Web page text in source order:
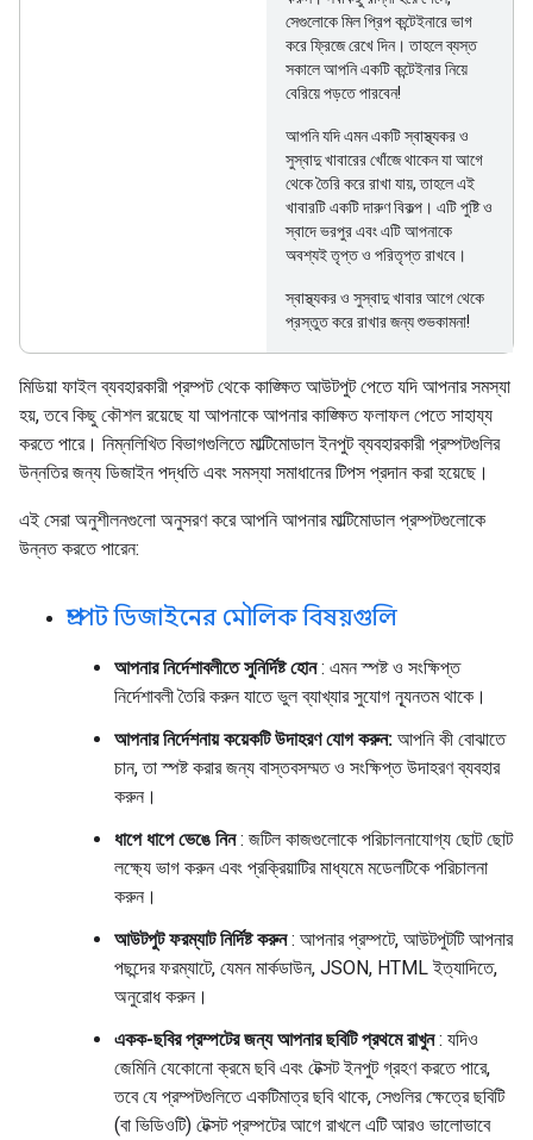
সেগুলোকে মিল প্রিপ কন্টেইনারে ভাগ
করে ফ্রিজে রেখে দিন। তাহলে ব্যস্ত
সকালে আপনি একটি কন্টেইনার নিয়ে
বেরিয়ে পড়তে পারবেন!
আপনি যদি এমন একটি স্বাস্থ্যকর ও
সুস্বাদু খাবারের খোঁজে থাকেন যা আগে
থেকে তৈরি করে রাখা যায়, তাহলে এই
খাবারটি একটি দারুণ বিকল্প। এটি পুষ্টি ও
স্বাদে ভরপুর এবং এটি আপনাকে
অবশ্যই তৃপ্ত ও পরিতৃপ্ত রাখবে।
স্বাস্থ্যকর ও সুস্বাদু খাবার আগে থেকে
প্রস্তুত করে রাখার জন্য শুভকামনা!
মিডিয়া ফাইল ব্যবহারকারী প্রম্পট থেকে কাঙ্ক্ষিত আউটপুট পেতে যদি আপনার সমস্যা
হয়, তবে কিছু কৌশল রয়েছে যা আপনাকে আপনার কাঙ্ক্ষিত ফলাফল পেতে সাহায্য
করতে পারে। নিম্নলিখিত বিভাগগুলিতে মাল্টিমোডাল ইনপুট ব্যবহারকারী প্রম্পটগুলির
উন্নতির জন্য ডিজাইন পদ্ধতি এবং সমস্যা সমাধানের টিপস প্রদান করা হয়েছে।
এই সেরা অনুশীলনগুলো অনুসরণ করে আপনি আপনার মাল্টিমোডাল প্রম্পটগুলোকে
উন্নত করতে পারেন:
প্রম্পট ডিজাইনের মৌলিক বিষয়গুলি
আপনার নির্দেশাবলীতে সুনির্দিষ্ট হোন: এমন স্পষ্ট ও সংক্ষিপ্ত
নির্দেশাবলী তৈরি করুন যাতে ভুল ব্যাখ্যার সুযোগ ন্যূনতম থাকে।
আপনার নির্দেশনায় কয়েকটি উদাহরণ যোগ করুন: আপনি কী বোঝাতে
চান, তা স্পষ্ট করার জন্য বাস্তবসম্মত ও সংক্ষিপ্ত উদাহরণ ব্যবহার
করুন।
ধাপে ধাপে ভেঙে নিন: জটিল কাজগুলোকে পরিচালনাযোগ্য ছোট ছোট
লক্ষ্যে ভাগ করুন এবং প্রক্রিয়াটির মাধ্যমে মডেলটিকে পরিচালনা
করুন।
আউটপুট ফরম্যাট নির্দিষ্ট করুন: আপনার প্রম্পটে, আউটপুটটি আপনার
পছন্দের ফরম্যাটে, যেমন মার্কডাউন, JSON, HTML ইত্যাদিতে,
অনুরোধ করুন।
একক-ছবির প্রম্পটের জন্য আপনার ছবিটি প্রথমে রাখুন: যদিও
জেমিনি যেকোনো ক্রমে ছবি এবং টেক্সট ইনপুট গ্রহণ করতে পারে,
তবে যে প্রম্পটগুলিতে একটিমাত্র ছবি থাকে, সেগুলির ক্ষেত্রে ছবিটি
(বা ভিডিওটি) টেক্সট প্রম্পটের আগে রাখলে এটি আরও ভালোভাবে